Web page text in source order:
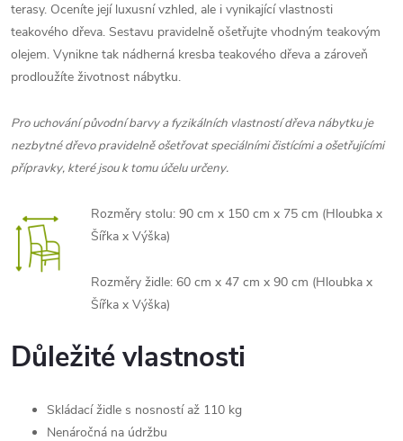
terasy. Oceníte její luxusní vzhled, ale i vynikající vlastnosti
teakového dřeva. Sestavu pravidelně ošetřujte vhodným teakovým
olejem. Vynikne tak nádherná kresba teakového dřeva a zároveň
prodloužíte životnost nábytku.
Pro uchování původní barvy a fyzikálních vlastností dřeva nábytku je
nezbytné dřevo pravidelně ošetřovat speciálními čistícími a ošetřujícími
přípravky, které jsou k tomu účelu určeny.
Rozměry stolu: 90 cm x 150 cm x 75 cm (Hloubka x
Šířka x Výška)
Rozměry židle: 60 cm x 47 cm x 90 cm (Hloubka x
Šířka x Výška)
Důležité vlastnosti
Skládací židle s nosností až 110 kg
Nenáročná na údržbu